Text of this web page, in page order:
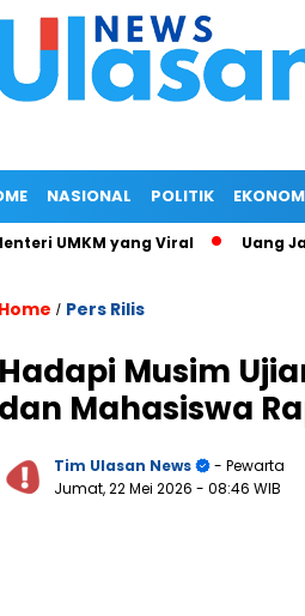
NASIONAL POLITIK
yang Viral Uang Jalan
Home / Pers Rilis
Hadapi Musim
dan Mahasiswa
Tim Ulasan News
- Pewarta
Jumat, 22 Mei 2026 - 08:46 WIB